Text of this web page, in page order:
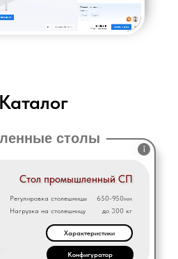
Каталог
столы
Стол промышленный СП
Регулировка столешницы
650-950мм
Нагрузка на столешницу
до 300 кг
Характеристики
Конфигуратор